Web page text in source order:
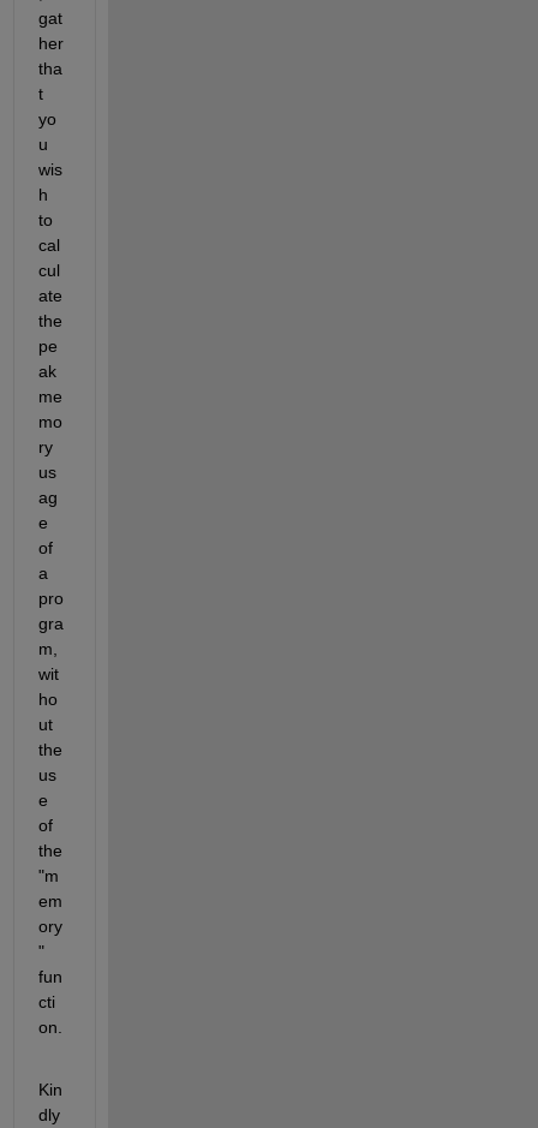
gat
her
tha
t
yo
u
wis
h
to
cal
cul
ate
the
pe
ak
me
mo
ry
us
ag
e
of
a
pro
gra
m,
wit
ho
ut
the
us
e
of
the
"m
em
ory
"
fun
cti
Kin
dly